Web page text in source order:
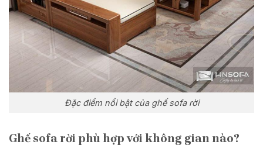
Đặc điểm nổi bật của ghế sofa rời
Ghế sofa rời phù hợp với không gian nào?